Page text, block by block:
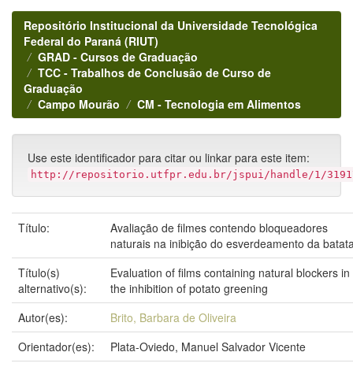
Repositório Institucional da Universidade Tecnológica
Federal do Paraná (RIUT)
GRAD - Cursos de Graduação
TCC - Trabalhos de Conclusão de Curso de
Graduação
Campo Mourão
CM - Tecnologia em Alimentos
Use este identificador para citar ou linkar para este item:
http://repositorio.utfpr.edu.br/jspui/handle/1/
Título:
Avaliação de filmes contendo bloqueadores
naturais na inibição do esverdeamento da
Título(s)
alternativo(s):
Evaluation of films containing natural blockers in
the inhibition of potato greening
Autor(es):
Brito, Barbara de Oliveira
Orientador(es):
Plata-Oviedo, Manuel Salvador Vicente